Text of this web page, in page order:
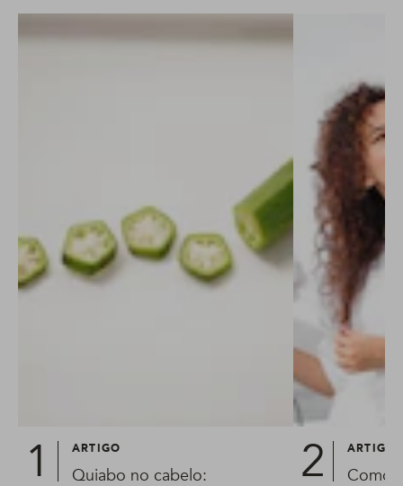
ARTIGO
Quiabo no cabelo:
ARTIGO
Como